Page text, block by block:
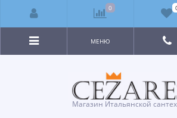
Магазин Итальянской
МЕНЮ
0